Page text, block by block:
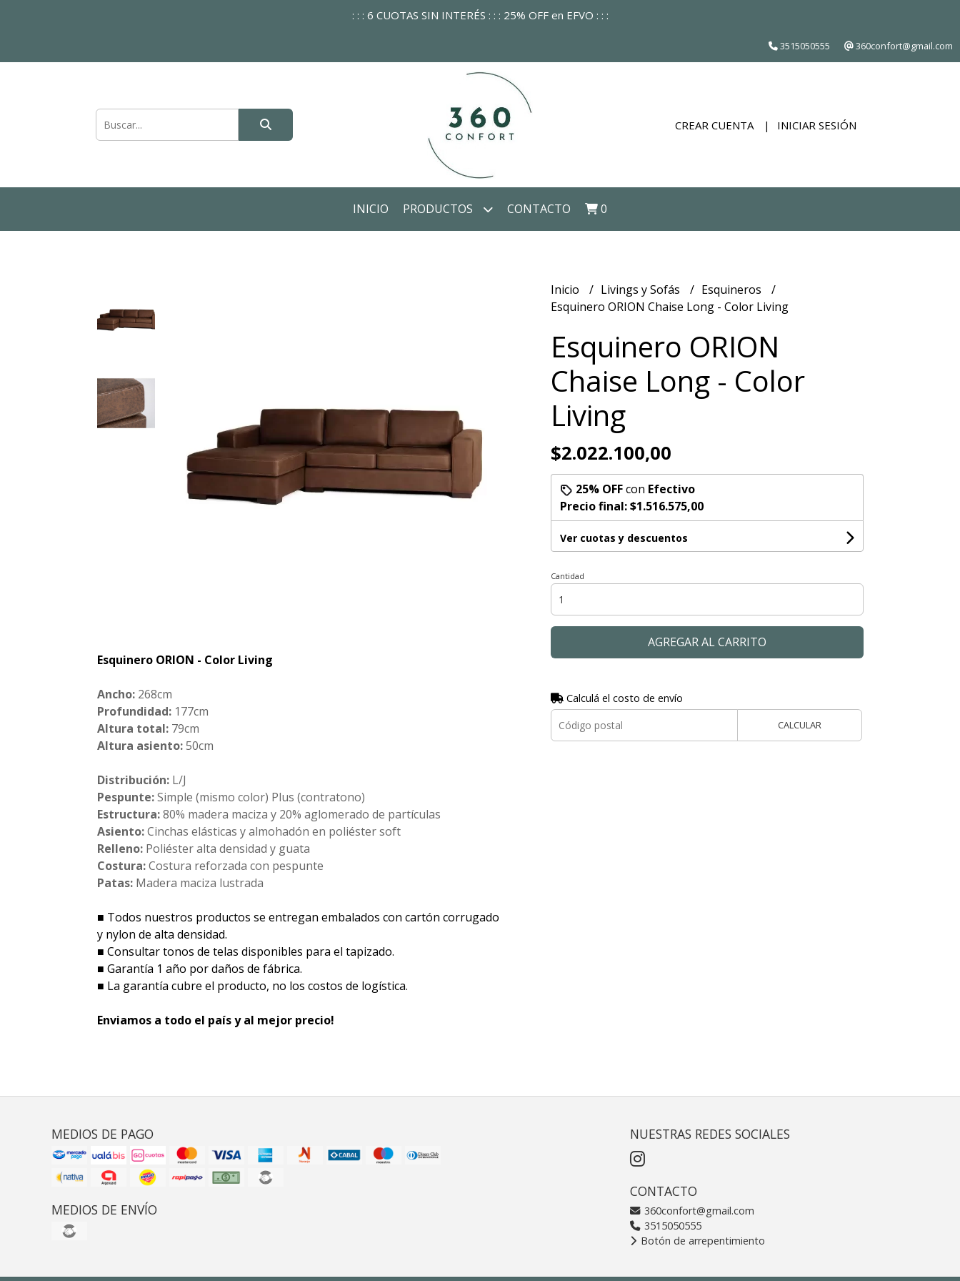
: : : 6 CUOTAS SIN INTERÉS : : : 25% OFF en EFVO : : :
3515050555 360confort@gmail.com
CREAR CUENTA INICIAR SESIÓN
INICIO PRODUCTOS CONTACTO 0
Esquinero ORION - Color Living
Ancho:268cm
Profundidad:177cm
Altura total:79cm
Altura asiento:50cm
Distribución:L/J
Pespunte:Simple (mismo color) Plus (contratono)
Estructura:80% madera maciza y 20% aglomerado de partículas
Asiento:Cinchas elásticas y almohadón en poliéster soft
Relleno:Poliéster alta densidad y guata
Costura:Costura reforzada con pespunte
Patas:Madera maciza lustrada
■ Todos nuestros productos se entregan embalados con cartón corrugado
y nylon de alta densidad.
■ Consultar tonos de telas disponibles para el tapizado.
■ Garantía 1 año por daños de fábrica.
■ La garantía cubre el producto, no los costos de logística.
Enviamos a todo el país y al mejor precio!
Inicio Livings y Sofás
Esquineros
Esquinero ORION Chaise Long - Color Living
Esquinero ORION
Chaise Long - Color
Living
$2.022.100,00
25% OFFcon Efectivo
Precio final:$1.516.575,00
Ver cuotas y descuentos
Cantidad
AGREGAR AL CARRITO
Calculá el costo de envío
CALCULAR
MEDIOS DE PAGO
MEDIOS DE ENVÍO
NUESTRAS REDES SOCIALES
CONTACTO
360confort@gmail.com
3515050555
Botón de arrepentimiento